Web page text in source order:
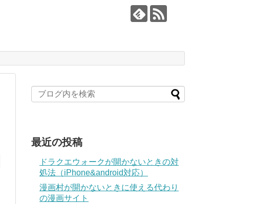
最近の投稿
ドラクエウォークが開かないときの対
処法（iPhone&android対応）
漫画村が開かないときに使える代わり
の漫画サイト